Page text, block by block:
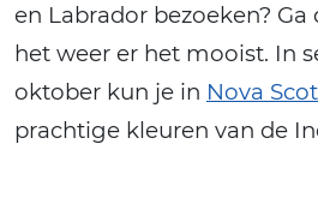
en Labrador bezoeken?
het weer er het mooist. In
oktober kun je in Nova
prachtige kleuren van de